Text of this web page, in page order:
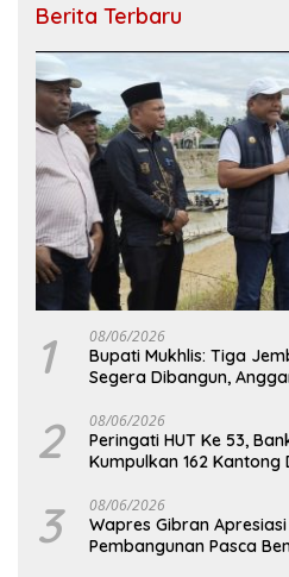
Berita Terbaru
1 08/06/2026
Bupati Mukhlis: Tiga
Segera Dibangun,
2 08/06/2026
Peringati HUT Ke 53,
Kumpulkan 162 Kantong
3 08/06/2026
Wapres Gibran
Pembangunan Pasca